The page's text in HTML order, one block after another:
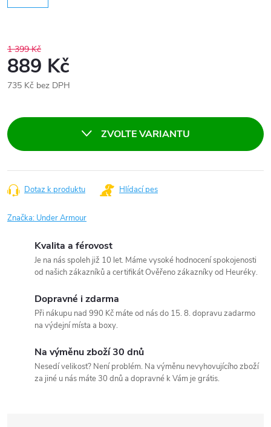
1 399 Kč
889 Kč
735 Kč bez DPH
ZVOLTE VARIANTU
Dotaz k produktu Hlídací pes
Značka: Under Armour
Kvalita a férovost
Je na nás spoleh již 10 let. Máme vysoké hodnocení spokojenosti
od našich zákazníků a certifikát Ověřeno zákazníky od Heuréky.
Dopravné i zdarma
Při nákupu nad 990 Kč máte od nás do 15. 8. dopravu zadarmo
na výdejní místa a boxy.
Na výměnu zboží 30 dnů
Nesedí velikost? Není problém. Na výměnu nevyhovujícího zboží
za jiné u nás máte 30 dnů a dopravné k Vám je grátis.